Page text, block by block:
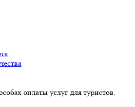
оплаты услуг для туристов.